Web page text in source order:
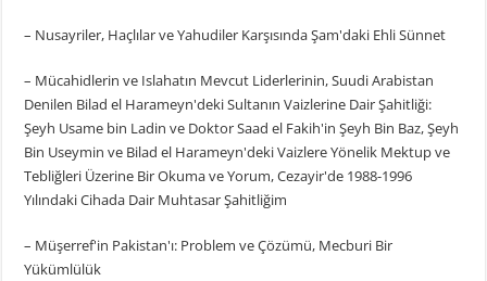
– Nusayriler, Haçlılar ve Yahudiler Karşısında Şam'daki Ehli Sünnet
– Mücahidlerin ve Islahatın Mevcut Liderlerinin, Suudi Arabistan
Denilen Bilad el Harameyn'deki Sultanın Vaizlerine Dair Şahitliği:
Şeyh Usame bin Ladin ve Doktor Saad el Fakih'in Şeyh Bin Baz, Şeyh
Bin Useymin ve Bilad el Harameyn'deki Vaizlere Yönelik Mektup ve
Tebliğleri Üzerine Bir Okuma ve Yorum, Cezayir'de 1988-1996
Yılındaki Cihada Dair Muhtasar Şahitliğim
– Müşerref'in Pakistan'ı: Problem ve Çözümü, Mecburi Bir
Yükümlülük